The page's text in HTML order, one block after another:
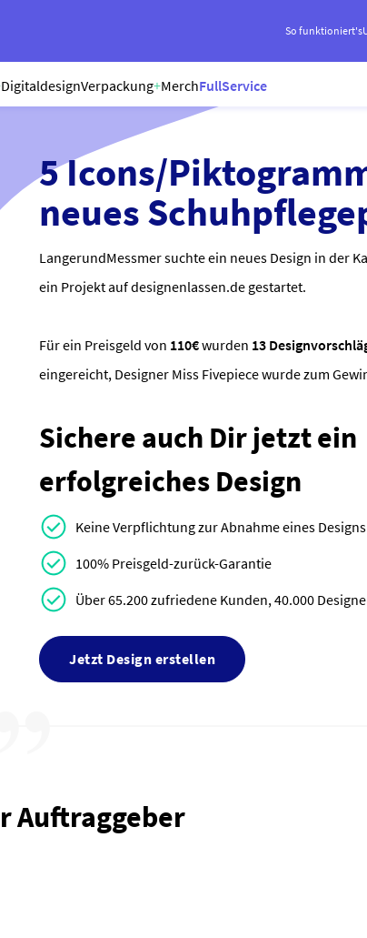
So funktioniert's
DigitaldesignVerpackung+MerchFullService
5 Icons/
neues
LangerundMessmer suchte ein neues Design in der
ein Projekt auf designenlassen.de gestartet.
Für ein Preisgeld von 110€wurden 13
eingereicht, Designer Miss Fivepiece wurde zum
Sichere auch Dir jetzt ein
erfolgreiches Design
Keine Verpflichtung zur Abnahme eines Designs
100% Preisgeld-zurück-Garantie
Über 65.200 zufriedene Kunden, 40.000
Jetzt Design erstellen
Auftraggeber